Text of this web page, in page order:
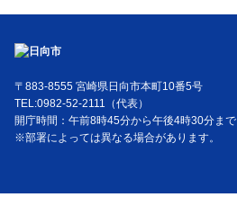
〒883-8555 宮崎県日向市本町10番5号
TEL:0982-52-2111（代表）
開庁時間：午前8時45分から午後4時30分まで
※部署によっては異なる場合があります。